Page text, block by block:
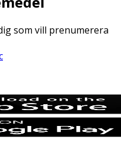
som vill prenumerera